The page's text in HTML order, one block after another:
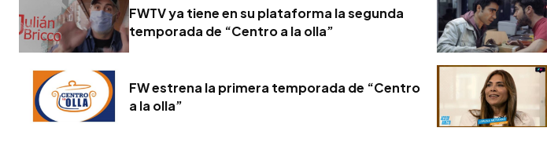
FWTV ya tiene en su plataforma la segunda
temporada de “Centro a la olla”
FW estrena la primera temporada de “Centro
a la olla”